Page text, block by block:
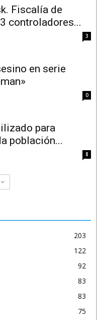
Fiscalía de
controladores...
3
en serie
0
para
población...
8
203
122
92
83
83
75